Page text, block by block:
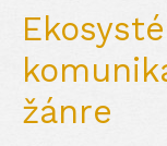
žánre